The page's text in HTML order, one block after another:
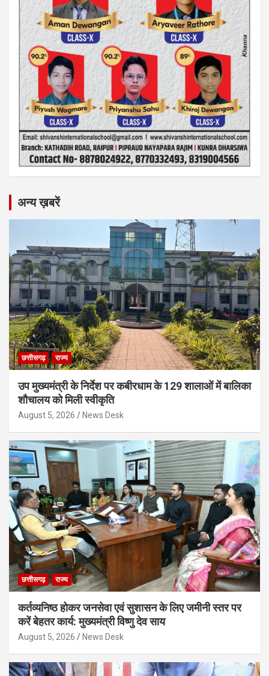
अन्य ख़बरें
छत्तीसगढ़ राज्य
उप मुख्यमंत्री के निर्देश पर कबीरधाम के 129 शालाओं में बालिका
शौचालय को मिली स्वीकृति
August 5, 2026 News Desk
छत्तीसगढ़ राज्य
कर्तव्यनिष्ठ होकर जनसेवा एवं सुशासन के लिए जमीनी स्तर पर
करें बेहतर कार्य: मुख्यमंत्री विष्णु देव साय
August 5, 2026 News Desk